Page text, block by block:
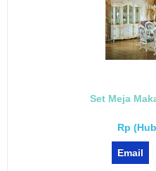
Set Meja
Rp
Email